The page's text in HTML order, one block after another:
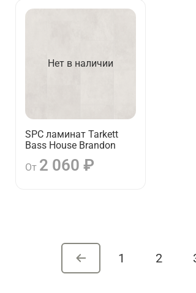
Нет в наличии
SPC ламинат Tarkett
Bass House Brandon
От 2 060 ₽
1 2